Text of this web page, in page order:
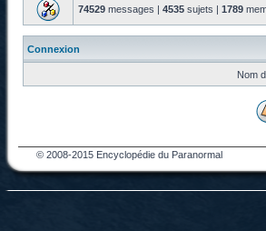
74529 messages | 4535 sujets | 1789
Connexion
Nom
© 2008-2015 Encyclopédie du Paranormal